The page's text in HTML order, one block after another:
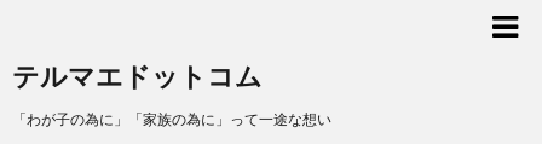
テルマエドットコム
「わが子の為に」「家族の為に」って一途な想い